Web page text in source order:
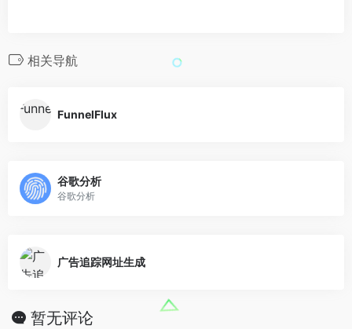
相关导航
FunnelFlux
谷歌分析
谷歌分析
广告追踪网址生成
暂无评论